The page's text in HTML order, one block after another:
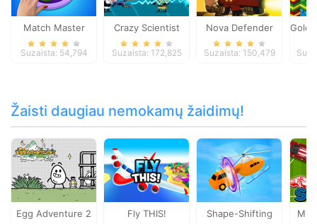
Match Master
Suzaista: 54,794
Crazy Scientist
Suzaista: 172,825
Nova Defender
Suzaista: 150,479
Gold
Žaisti daugiau nemokamų žaidimų!
Egg Adventure 2 Fly THIS! Shape-Shifting